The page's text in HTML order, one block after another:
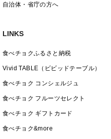
自治体・省庁の方へ
LINKS
食べチョクふるさと納税
Vivid TABLE（ビビッドテーブル）
食べチョク コンシェルジュ
食べチョク フルーツセレクト
食べチョク ギフトカード
食べチョク&more